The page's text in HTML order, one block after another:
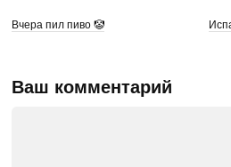
Вчера пил пиво 🤡
Ваш комментарий